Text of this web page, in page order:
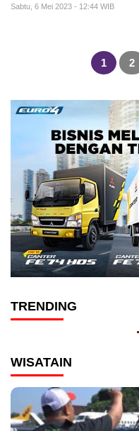
Sabtu, 6 Mei 2023 - 12:44 WIB
1 2
TRENDING
WISATAIN